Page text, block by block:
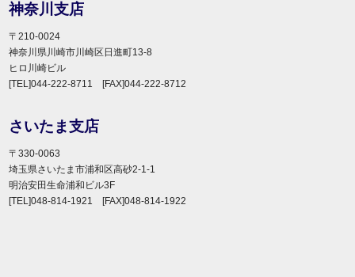
神奈川支店
〒210-0024
神奈川県川崎市川崎区日進町13-8
ヒロ川崎ビル
[TEL]044-222-8711 [FAX]044-222-8712
さいたま支店
〒330-0063
埼玉県さいたま市浦和区高砂2-1-1
明治安田生命浦和ビル3F
[TEL]048-814-1921 [FAX]048-814-1922